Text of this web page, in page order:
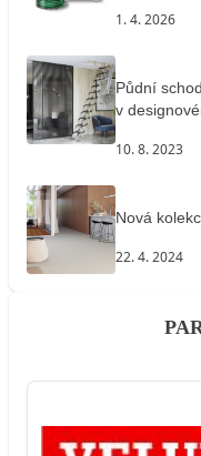
1. 4. 2026
Půdní
v
10. 8. 2023
Nová
22. 4. 2024